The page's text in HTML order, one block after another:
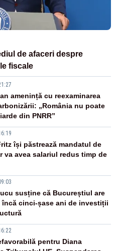
de afaceri despre
fiscale
amenință cu reexaminarea
„România nu poate
din PNRR”
își păstrează mandatul de
va avea salariul redus timp de
susține că Bucureștiul are
încă cinci-șase ani de investiții
pentru Diana